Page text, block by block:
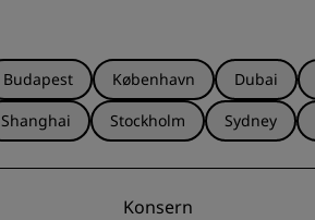
Budapest København Dubai
Shanghai Stockholm Sydney
Konsern